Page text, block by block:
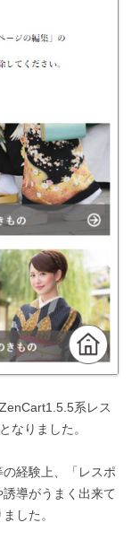
系レス
なりました。
経験上、「レスポ
導がうまく出来て
した。